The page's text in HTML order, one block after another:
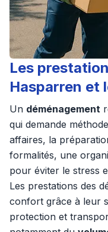
Les
Hasparren et
Un déménagement
qui demande
affaires, la
formalités, une
pour éviter le stress
Les prestations des
confort grâce à leur
protection et